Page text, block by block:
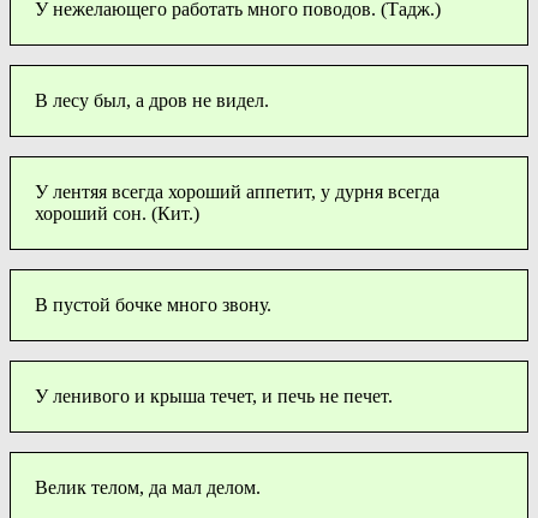
У нежелающего работать много поводов. (Тадж.)
В лесу был, а дров не видел.
У лентяя всегда хороший аппетит, у дурня всегда
хороший сон. (Кит.)
В пустой бочке много звону.
У ленивого и крыша течет, и печь не печет.
Велик телом, да мал делом.